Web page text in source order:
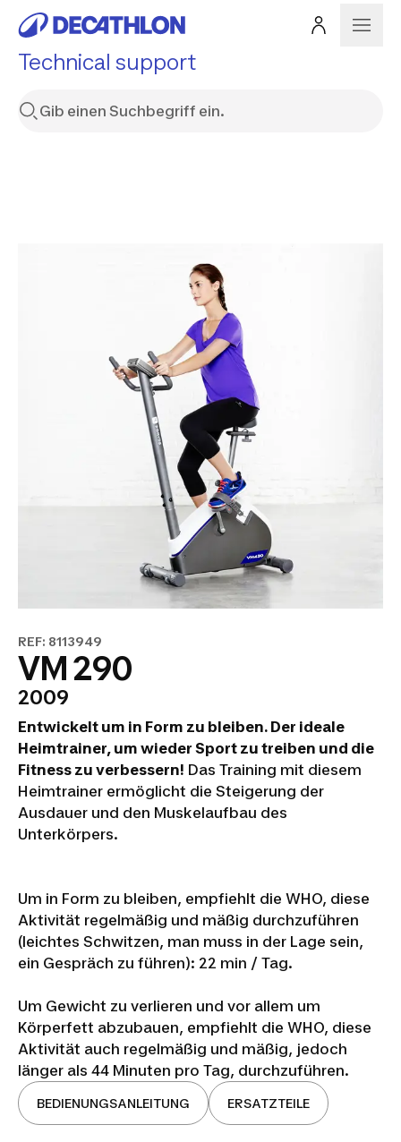
Technical support
REF: 8113949
VM 290
2009
Entwickelt um in Form zu bleiben. Der ideale
Heimtrainer, um wieder Sport zu treiben und die
Fitness zu verbessern! Das Training mit diesem
Heimtrainer ermöglicht die Steigerung der
Ausdauer und den Muskelaufbau des
Unterkörpers.
Um in Form zu bleiben, empfiehlt die WHO, diese
Aktivität regelmäßig und mäßig durchzuführen
(leichtes Schwitzen, man muss in der Lage sein,
ein Gespräch zu führen): 22 min / Tag.
Um Gewicht zu verlieren und vor allem um
Körperfett abzubauen, empfiehlt die WHO, diese
Aktivität auch regelmäßig und mäßig, jedoch
länger als 44 Minuten pro Tag, durchzuführen.
BEDIENUNGSANLEITUNG ERSATZTEILE